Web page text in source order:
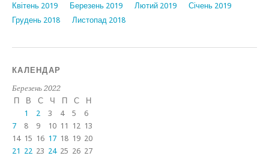
Квітень 2019
Березень 2019 Лютий 2019
Січень 2019
Грудень 2018
Листопад 2018
КАЛЕНДАР
Березень 2022
П
В С Ч П С Н
1 2 3 4 5
6
7
8 9 10 11 12 13
14 15 16 17 18 19 20
21 22 23 24 25 26 27